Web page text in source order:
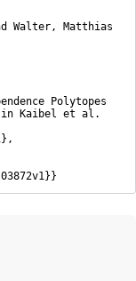
Walter, Matthias
Polytopes
in Kaibel et al.